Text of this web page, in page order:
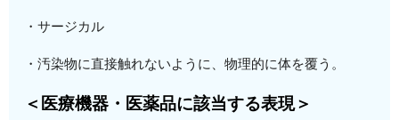
・サージカル
・汚染物に直接触れないように、物理的に体を覆う。
＜医療機器・医薬品に該当する表現＞